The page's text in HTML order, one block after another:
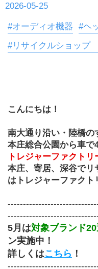
2026-05-25
#オーディオ機器 #ヘ
#リサイクルショッ
こんにちは！
南大通り沿い・陸橋の
本庄総合公園から車で4
トレジャーファクトリ
本庄、寄居、深谷で
はトレジャーファクト
5月は対象ブランド20
ン実施中！
詳しくはこちら ！